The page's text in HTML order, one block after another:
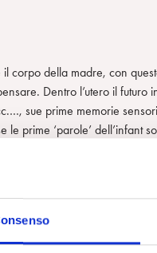
corpo della madre, con
Dentro l’utero il
sue prime memorie
prime ‘parole’ dell’infant
anche quando diverranno
nascita, durante la vita
feto, da cui l’esperienza si
sostanza tutto questo ci